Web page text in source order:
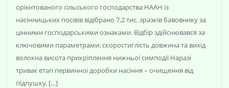
орієнтованого сільського господарства НААН із
насінницьких посівів відібрано 7,2 тис. зразків бавовнику за
цінними господарськими ознаками. Відбір здійснювався за
ключовими параметрами: скоростиглість довжина та вихід
волокна висота прикріплення нижньої симподії Наразі
триває етап первинної доробки насіння – очищення від
підпушку, […]